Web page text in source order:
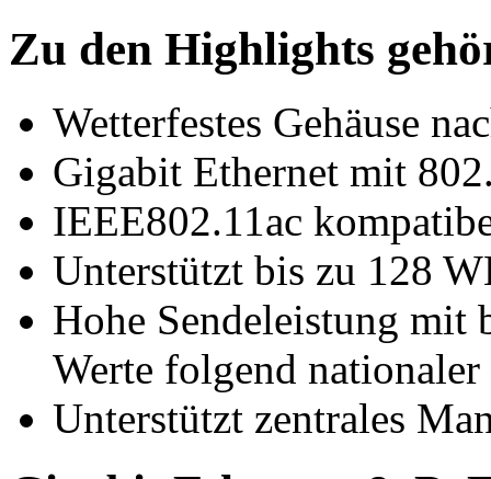
Zu den Highlights
Wetterfestes Gehäuse
Gigabit Ethernet mit
IEEE802.11ac
Unterstützt bis zu 128
Hohe Sendeleistung mit
Werte folgend
Unterstützt zentrales